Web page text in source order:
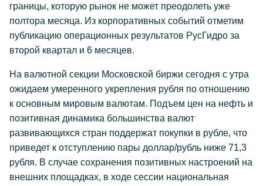
границы, которую рынок не может преодолеть уже
полтора месяца. Из корпоративных событий отметим
публикацию операционных результатов РусГидро за
второй квартал и 6 месяцев.
На валютной секции Московской биржи сегодня с утра
ожидаем умеренного укрепления рубля по отношению
к основным мировым валютам. Подъем цен на нефть и
позитивная динамика большинства валют
развивающихся стран поддержат покупки в рубле, что
приведет к отступлению пары доллар/рубль ниже 71,3
рубля. В случае сохранения позитивных настроений на
внешних площадках, в ходе сессии национальная